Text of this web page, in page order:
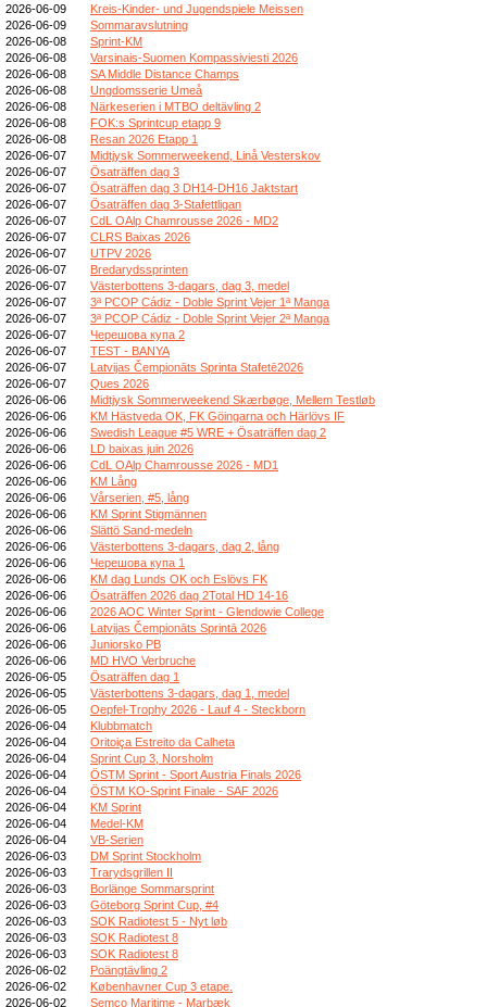
2026-06-09
Kreis-Kinder- und Jugendspiele Meissen
2026-06-09
Sommaravslutning
2026-06-08
Sprint-KM
2026-06-08
Varsinais-Suomen Kompassiviesti 2026
2026-06-08
SA Middle Distance Champs
2026-06-08
Ungdomsserie Umeå
2026-06-08
Närkeserien i MTBO deltävling 2
2026-06-08
FOK:s Sprintcup etapp 9
2026-06-08
Resan 2026 Etapp 1
2026-06-07
Midtjysk Sommerweekend, Linå Vesterskov
2026-06-07
Ösaträffen dag 3
2026-06-07
Ösaträffen dag 3 DH14-DH16 Jaktstart
2026-06-07
Ösaträffen dag 3-Stafettligan
2026-06-07
CdL OAlp Chamrousse 2026 - MD2
2026-06-07
CLRS Baixas 2026
2026-06-07
UTPV 2026
2026-06-07
Bredarydssprinten
2026-06-07
Västerbottens 3-dagars, dag 3, medel
2026-06-07
3ª PCOP Cádiz - Doble Sprint Vejer 1ª Manga
2026-06-07
3ª PCOP Cádiz - Doble Sprint Vejer 2ª Manga
2026-06-07
Черешова купа 2
2026-06-07
TEST - BANYA
2026-06-07
Latvijas Čempionāts Sprinta Stafetē2026
2026-06-07
Ques 2026
2026-06-06
Midtjysk Sommerweekend Skærbøge, Mellem Testløb
2026-06-06
KM Hästveda OK, FK Göingarna och Härlövs IF
2026-06-06
Swedish League #5 WRE + Ösaträffen dag 2
2026-06-06
LD baixas juin 2026
2026-06-06
CdL OAlp Chamrousse 2026 - MD1
2026-06-06
KM Lång
2026-06-06
Vårserien, #5, lång
2026-06-06
KM Sprint Stigmännen
2026-06-06
Slättö Sand-medeln
2026-06-06
Västerbottens 3-dagars, dag 2, lång
2026-06-06
Черешова купа 1
2026-06-06
KM dag Lunds OK och Eslövs FK
2026-06-06
Ösaträffen 2026 dag 2Total HD 14-16
2026-06-06
2026 AOC Winter Sprint - Glendowie College
2026-06-06
Latvijas Čempionāts Sprintā 2026
2026-06-06
Juniorsko PB
2026-06-06
MD HVO Verbruche
2026-06-05
Ösaträffen dag 1
2026-06-05
Västerbottens 3-dagars, dag 1, medel
2026-06-05
Oepfel-Trophy 2026 - Lauf 4 - Steckborn
2026-06-04
Klubbmatch
2026-06-04
Oritoiça Estreito da Calheta
2026-06-04
Sprint Cup 3, Norsholm
2026-06-04
ÖSTM Sprint - Sport Austria Finals 2026
2026-06-04
ÖSTM KO-Sprint Finale - SAF 2026
2026-06-04
KM Sprint
2026-06-04
Medel-KM
2026-06-04
VB-Serien
2026-06-03
DM Sprint Stockholm
2026-06-03
Trarydsgrillen II
2026-06-03
Borlänge Sommarsprint
2026-06-03
Göteborg Sprint Cup, #4
2026-06-03
SOK Radiotest 5 - Nyt løb
2026-06-03
SOK Radiotest 8
2026-06-03
SOK Radiotest 8
2026-06-02
Poängtävling 2
2026-06-02
Københavner Cup 3 etape.
2026-06-02
Semco Maritime - Marbæk